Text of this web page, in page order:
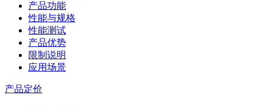
产品功能
性能与规格
性能测试
产品优势
限制说明
应用场景
产品定价